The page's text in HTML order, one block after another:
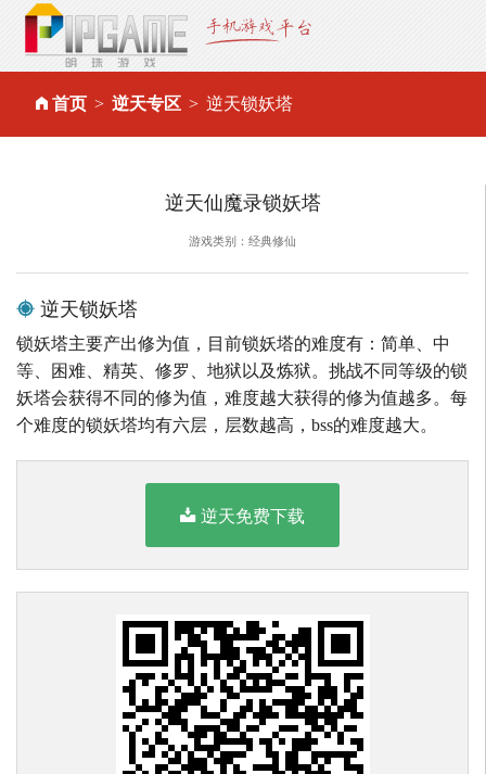
首页 逆天专区 逆天锁妖塔
逆天仙魔录锁妖塔
游戏类别：经典修仙
逆天锁妖塔
锁妖塔主要产出修为值，目前锁妖塔的难度有：简单、中
等、困难、精英、修罗、地狱以及炼狱。挑战不同等级的锁
妖塔会获得不同的修为值，难度越大获得的修为值越多。每
个难度的锁妖塔均有六层，层数越高，bss的难度越大。
逆天免费下载